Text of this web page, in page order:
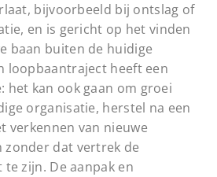
bijvoorbeeld bij ontslag of
en is gericht op het vinden
baan buiten de huidige
loopbaantraject heeft een
het kan ook gaan om groei
organisatie, herstel na een
verkennen van nieuwe
zonder dat vertrek de
zijn. De aanpak en